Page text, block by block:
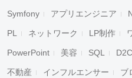
Symfony アプリエンジニア
PL ネットワーク LP制作
PowerPoint 美容 SQL D2C
不動産 インフルエンサー ブ